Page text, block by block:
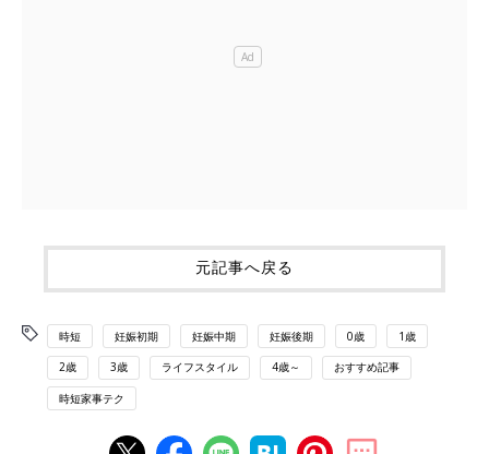
元記事へ戻る
時短 妊娠初期 妊娠中期 妊娠後期 0歳 1歳
2歳 3歳 ライフスタイル 4歳～ おすすめ記事
時短家事テク